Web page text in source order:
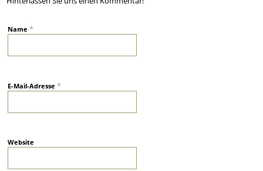
Name*
E-Mail-Adresse*
Website